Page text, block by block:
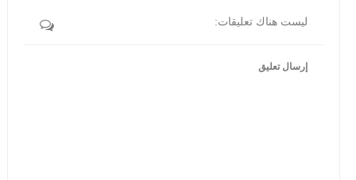
ليست هناك تعليقات:
إرسال تعليق